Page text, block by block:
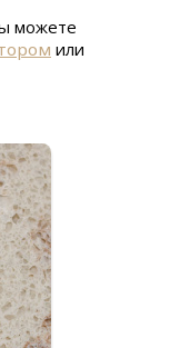
можете
или